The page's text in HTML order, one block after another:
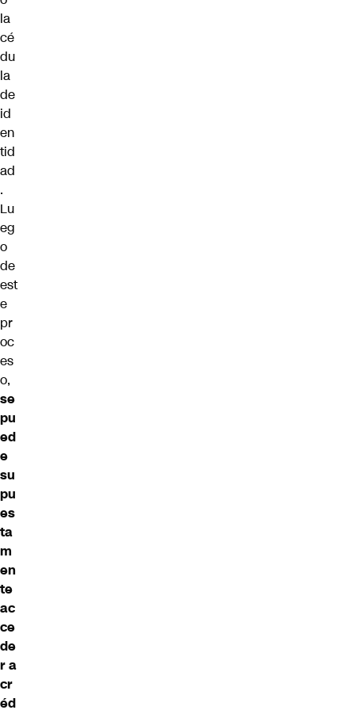
la
cé
du
la
de
id
en
tid
ad
.
Lu
eg
o
de
est
e
pr
oc
es
o,
se
pu
ed
e
su
pu
es
ta
m
en
te
ac
ce
de
r a
cr
éd